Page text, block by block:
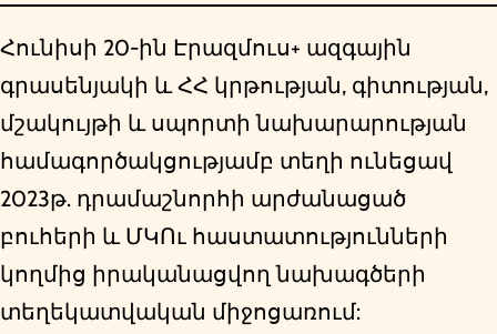
Հունիսի 20-ին Էրազմուս+ ազգային
գրասենյակի և ՀՀ կրթության, գիտության,
մշակույթի և սպորտի նախարարության
համագործակցությամբ տեղի ունեցավ
2023թ. դրամաշնորհի արժանացած
բուհերի և ՄԿՈւ հաստատությունների
կողմից իրականացվող նախագծերի
տեղեկատվական միջոցառում: